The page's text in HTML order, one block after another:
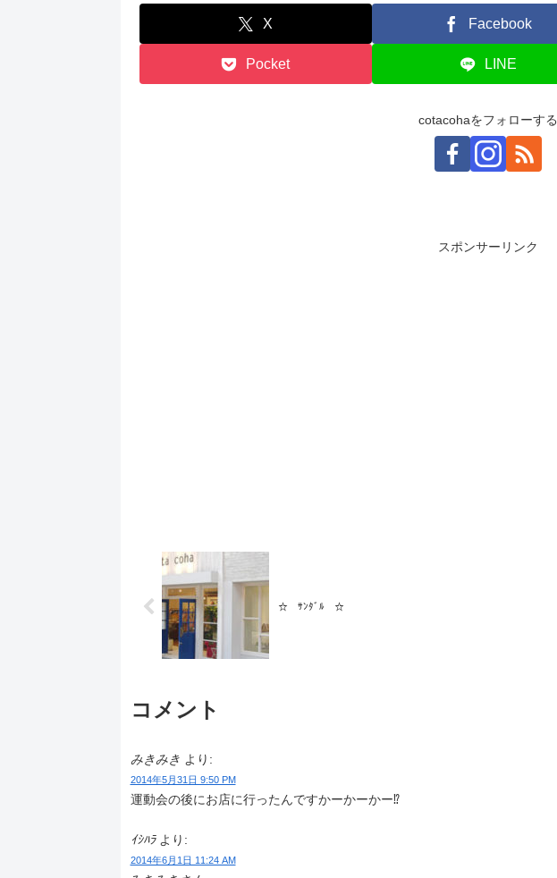
X Facebook
Pocket LINE
cotacohaをフォローする
スポンサーリンク
☆ ｻﾝﾀﾞﾙ ☆
コメント
みきみき より:
2014年5月31日 9:50 PM
運動会の後にお店に行ったんですかーかーかー⁉︎
ｲｼﾊﾗ より:
2014年6月1日 11:24 AM